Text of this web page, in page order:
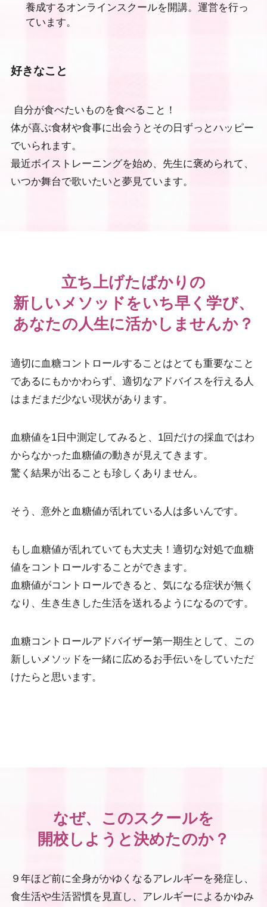
養成するオンラインスクールを開講。運営を行っ
ています。
好きなこと
自分が食べたいものを食べること！
体が喜ぶ食材や食事に出会うとその日ずっとハッピー
でいられます。
最近ボイストレーニングを始め、先生に褒められて、
いつか舞台で歌いたいと夢見ています。
立ち上げたばかりの
新しいメソッドをいち早く学び、
あなたの人生に活かしませんか？
適切に血糖コントロールすることはとても重要なこと
であるにもかかわらず、適切なアドバイスを行える人
はまだまだ少ない現状があります。
血糖値を1日中測定してみると、1回だけの採血ではわ
からなかった血糖値の動きが見えてきます。
驚く結果が出ることも珍しくありません。
そう、意外と血糖値が乱れている人は多いんです。
もし血糖値が乱れていても大丈夫！適切な対処で血糖
値をコントロールすることができます。
血糖値がコントロールできると、気になる症状が無く
なり、生き生きした生活を送れるようになるのです。
血糖コントロールアドバイザー第一期生として、この
新しいメソッドを一緒に広めるお手伝いをしていただ
けたらと思います。
なぜ、このスクールを
開校しようと決めたのか？
９年ほど前に全身がかゆくなるアレルギーを発症し、
食生活や生活習慣を見直し、アレルギーによるかゆみ